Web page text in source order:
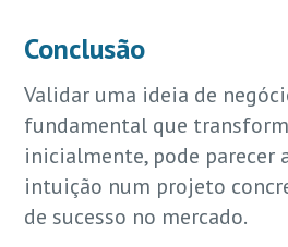
Conclusão
Validar uma ideia de
fundamental que
inicialmente, pode parecer
intuição num projeto
de sucesso no mercado.